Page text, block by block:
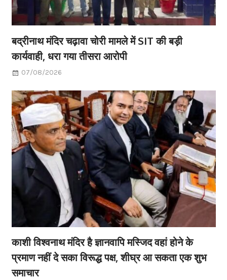
बद्रीनाथ मंदिर चढ़ावा चोरी मामले में SIT की बड़ी
कार्यवाही, धरा गया तीसरा आरोपी
07/08/2026
काशी विश्वनाथ मंदिर है ज्ञानवापि मस्जिद वहां होने के
प्रमाण नहीं दे सका विरूद्ध पक्ष, शीघ्र आ सकता एक शुभ
समाचार